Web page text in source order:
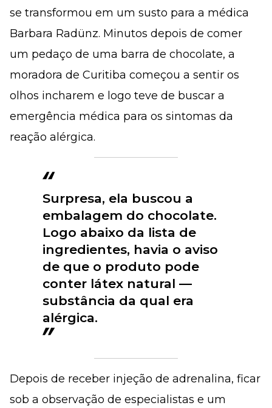
se transformou em um susto para a médica
Barbara Radünz. Minutos depois de comer
um pedaço de uma barra de chocolate, a
moradora de Curitiba começou a sentir os
olhos incharem e logo teve de buscar a
emergência médica para os sintomas da
reação alérgica.
Surpresa, ela buscou a
embalagem do chocolate.
Logo abaixo da lista de
ingredientes, havia o aviso
de que o produto pode
conter látex natural —
substância da qual era
alérgica.
Depois de receber injeção de adrenalina, ficar
sob a observação de especialistas e um